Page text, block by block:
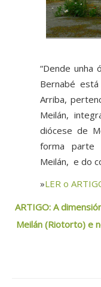
“Dende unha
Bernabé
Arriba,
Meilán,
diócese de
forma parte
Meilán, e do
»LER o
ARTIGO: A
Meilán (Riotorto) e